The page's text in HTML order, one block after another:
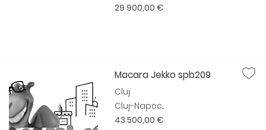
29 900,00 €
Macara Jekko spb209
Cluj
Cluj-Napoc...
43 500,00 €